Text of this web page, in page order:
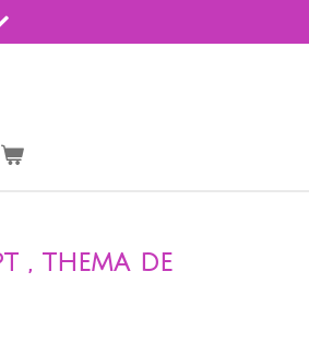
, thema de